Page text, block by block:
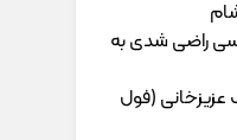
راﺿﻰ ﺷﺪی ﺑﻪ
عزیزخانی (فول